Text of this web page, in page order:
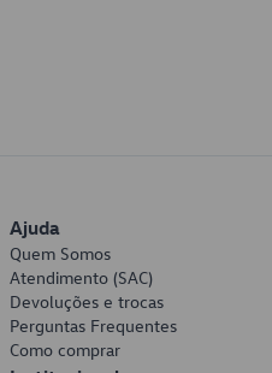
Ajuda
Quem Somos
Atendimento (SAC)
Devoluções e trocas
Perguntas Frequentes
Como comprar